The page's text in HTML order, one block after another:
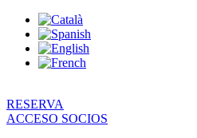
contingut
RESERVA
ACCESO SOCIOS